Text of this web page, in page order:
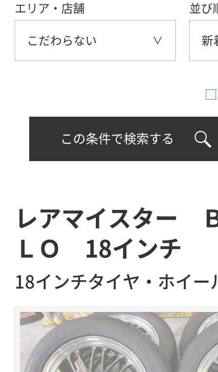
エリア・店舗
こだわらない
並び
新
この条件で検索する
レアマイスター
ＬＯ 18インチ
18インチタイヤ・ホイー